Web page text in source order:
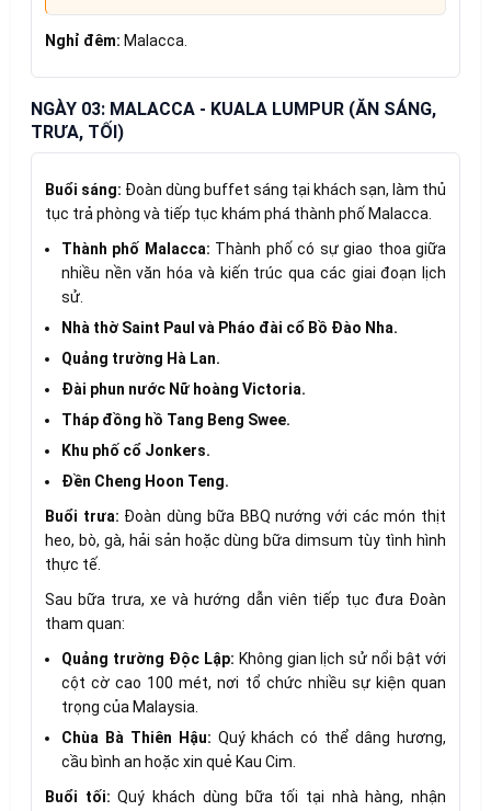
Nghỉ đêm: Malacca.
NGÀY 03: MALACCA - KUALA LUMPUR (ĂN SÁNG,
TRƯA, TỐI)
Buổi sáng: Đoàn dùng buffet sáng tại khách sạn, làm thủ
tục trả phòng và tiếp tục khám phá thành phố Malacca.
Thành phố Malacca: Thành phố có sự giao thoa giữa
nhiều nền văn hóa và kiến trúc qua các giai đoạn lịch
sử.
Nhà thờ Saint Paul và Pháo đài cổ Bồ Đào Nha.
Quảng trường Hà Lan.
Đài phun nước Nữ hoàng Victoria.
Tháp đồng hồ Tang Beng Swee.
Khu phố cổ Jonkers.
Đền Cheng Hoon Teng.
Buổi trưa: Đoàn dùng bữa BBQ nướng với các món thịt
heo, bò, gà, hải sản hoặc dùng bữa dimsum tùy tình hình
thực tế.
Sau bữa trưa, xe và hướng dẫn viên tiếp tục đưa Đoàn
tham quan:
Quảng trường Độc Lập: Không gian lịch sử nổi bật với
cột cờ cao 100 mét, nơi tổ chức nhiều sự kiện quan
trọng của Malaysia.
Chùa Bà Thiên Hậu: Quý khách có thể dâng hương,
cầu bình an hoặc xin quẻ Kau Cim.
Buổi tối: Quý khách dùng bữa tối tại nhà hàng, nhận